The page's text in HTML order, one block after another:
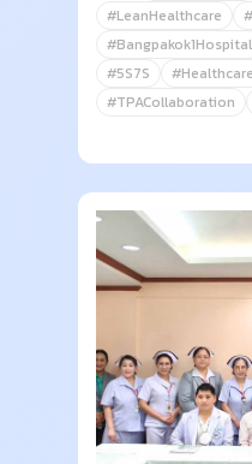
#LeanHealthcare
#Bangpakok1Hospital
#5S7S
#TPACollaboration